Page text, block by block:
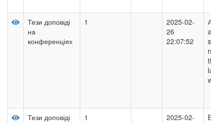
Тези доповіді
на
конференціях
1
2025-02-
26
22:07:52
Тези доповіді
1
2025-02-